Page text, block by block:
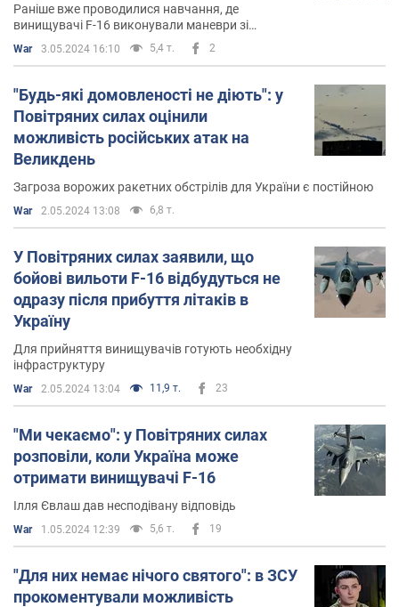
Раніше вже проводилися навчання, де
винищувачі F-16 виконували маневри зі
старішими моделями української авіації
War 3.05.2024 16:10 5,4 т. 2
"Будь-які домовленості не діють": у
Повітряних силах оцінили
можливість російських атак на
Великдень
Загроза ворожих ракетних обстрілів для України є постійною
War 2.05.2024 13:08 6,8 т.
У Повітряних силах заявили, що
бойові вильоти F-16 відбудуться не
одразу після прибуття літаків в
Україну
Для прийняття винищувачів готують необхідну
інфраструктуру
War 2.05.2024 13:04 11,9 т. 23
"Ми чекаємо": у Повітряних силах
розповіли, коли Україна може
отримати винищувачі F-16
Ілля Євлаш дав несподівану відповідь
War 1.05.2024 12:39 5,6 т. 19
"Для них немає нічого святого": в ЗСУ
прокоментували можливість